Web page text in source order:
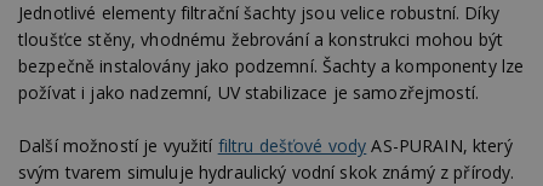
Jednotlivé elementy filtrační šachty jsou velice robustní. Díky
tloušťce stěny, vhodnému žebrování a konstrukci mohou být
bezpečně instalovány jako podzemní. Šachty a komponenty lze
požívat i jako nadzemní, UV stabilizace je samozřejmostí.
Další možností je využití filtru dešťové vody AS-PURAIN, který
svým tvarem simuluje hydraulický vodní skok známý z přírody.